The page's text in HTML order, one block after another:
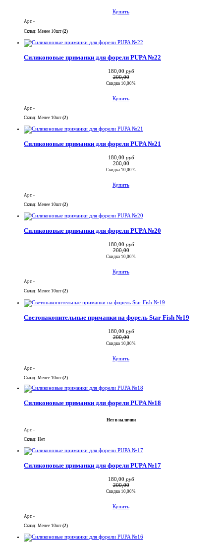
Купить
Арт. -
Склад: Менее 10шт (2)
Силиконовые приманки для форели PUPA №22
180,00 руб
200,00
Скидка 10,00%
Купить
Арт. -
Склад: Менее 10шт (2)
Силиконовые приманки для форели PUPA №21
180,00 руб
200,00
Скидка 10,00%
Купить
Арт. -
Склад: Менее 10шт (2)
Силиконовые приманки для форели PUPA №20
180,00 руб
200,00
Скидка 10,00%
Купить
Арт. -
Склад: Менее 10шт (2)
Светонакопительные приманки на форель Star Fish №19
180,00 руб
200,00
Скидка 10,00%
Купить
Арт. -
Склад: Менее 10шт (2)
Силиконовые приманки для форели PUPA №18
Нет в наличии
Арт. -
Склад: Нет
Силиконовые приманки для форели PUPA №17
180,00 руб
200,00
Скидка 10,00%
Купить
Арт. -
Склад: Менее 10шт (2)